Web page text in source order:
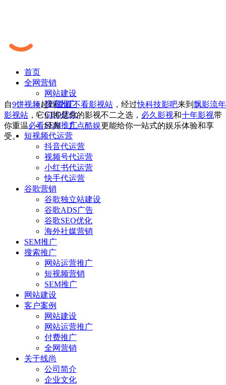
首页
全网营销
网站建设
搜索推广
GEO优化
SEM推广
短视频代运营
抖音代运营
视频号代运营
小红书代运营
快手代运营
谷歌营销
谷歌独立站建设
谷歌ADS广告
谷歌SEO优化
海外社媒营销
SEM推广
搜索推广
网站运营推广
短视频营销
SEM推广
网站建设
客户案例
网站建设
网站运营推广
付费推广
全网营销
关于线尚
公司简介
企业文化
自9饼视频起到爱看不看影视站 ，经过快科技影吧来到 飘影流年
影视站 ，它们将是你的影视不二之选， 必久影视和十年影视带
你重温必看经典，九点酷娱更能给你一站式的娱乐体验和享
受。